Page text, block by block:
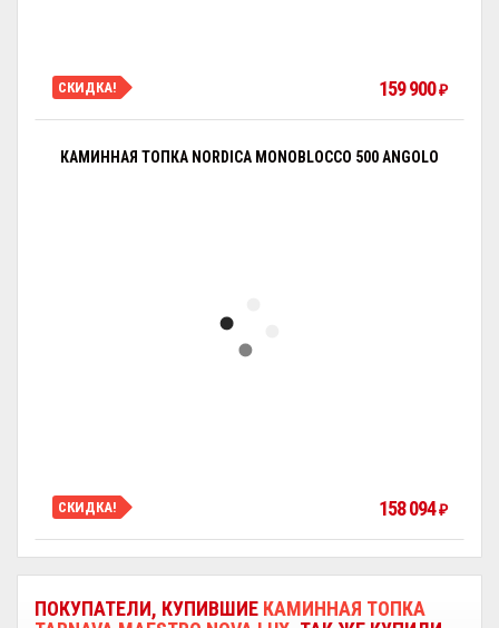
СКИДКА! 159 900₽
КАМИННАЯ ТОПКА NORDICA MONOBLOCCO 500 ANGOLO
СКИДКА! 158 094₽
ПОКУПАТЕЛИ, КУПИВШИЕ КАМИННАЯ ТОПКА